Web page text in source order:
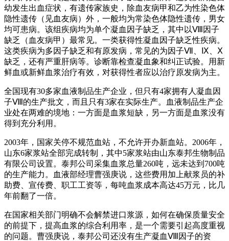
幼发生出血症状，有遗传家族史，除血友病甲和乙为性染色体
隐性遗传（见血友病）外，一般均为常染色体隐性遗传，男女
均可患病。该组疾病均为单个凝血因子缺乏，其中以Ⅷ因子
缺乏（血友病甲）最常见。一类获得性凝血因子缺乏性疾病。
这类疾病为多因子缺乏和有原发病，常见的为因子Ⅶ、Ⅸ、Ⅹ
缺乏，还有严重肝病等。诊断靠检查凝血象和纠正试验。用新
鲜血或新鲜血浆治疗有效，对获得性者应以治疗原发病为主。
全国现有30多家血液制品生产企业，但只有4家拥有人凝血因
子Ⅷ的生产批文，而且只有3家在实际生产。血液制品生产企
业处在两难的境地：一方面是血浆短缺，另一方面是血浆没有
得到充分利用。
2003年，国家关停不规范血站，不允许开办新血站。2006年，
山东6家浆站全部完成转制，其中5家浆站由山东泰邦生物制品
有限公司设置。泰邦公司采集血浆总量260吨，远未达到700吨
的生产能力。血液部经理曹强庚说，这些费用加上献浆员的补
助费、宣传费、职工工资等，每吨血浆成本高达45万元，比几
年前翻了一倍。
在国家相关部门明确不会解禁进口浆源，如何在确保质量安全
的前提下，提高血浆的综合利用率，是一个需要引起高度重视
的问题。曹强庚说，泰邦公司还没有生产凝血Ⅷ因子的资